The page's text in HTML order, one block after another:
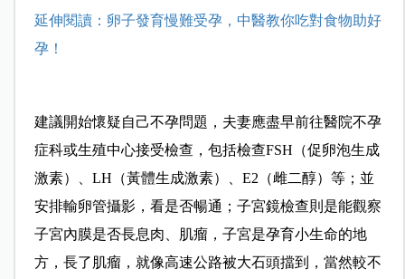
延伸閱讀：卵子發育慢難受孕，中醫教你吃對食物助好
孕！
建議開始懷疑自己不孕問題，夫妻應盡早前往醫院不孕
症科或生殖中心接受檢查，包括檢查FSH（促卵泡生成
激素）、LH（黃體生成激素）、E2（雌二醇）等；並
安排輸卵管攝影，看是否暢通；子宮鏡檢查則是能觀察
子宮內膜是否長息肉、肌瘤，子宮是孕育小生命的地
方，長了肌瘤，就像高速公路被大石頭擋到，當然較不